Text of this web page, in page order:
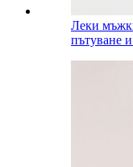
Леки
пътуване